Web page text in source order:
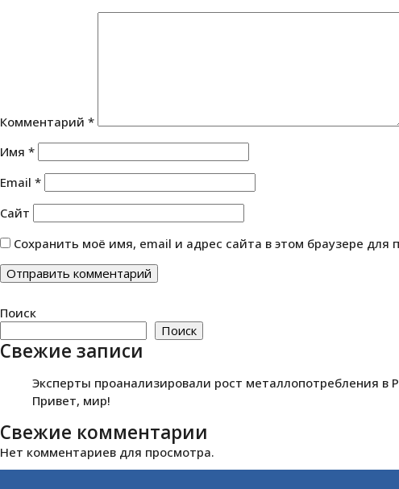
Комментарий *
Имя *
Email *
Сайт
Сохранить моё имя, email и адрес сайта в этом браузере
Поиск
Поиск
Свежие записи
Эксперты проанализировали рост металлопотребления в
Привет, мир!
Свежие комментарии
Нет комментариев для просмотра.